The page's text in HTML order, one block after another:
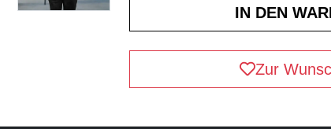
Zur